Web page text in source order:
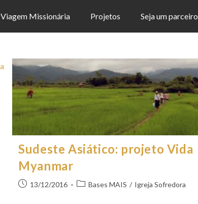
Viagem Missionária Projetos Seja um parceiro
Sudeste Asiático: projeto Vida
Myanmar
13/12/2016 Bases MAIS / Igreja Sofredora